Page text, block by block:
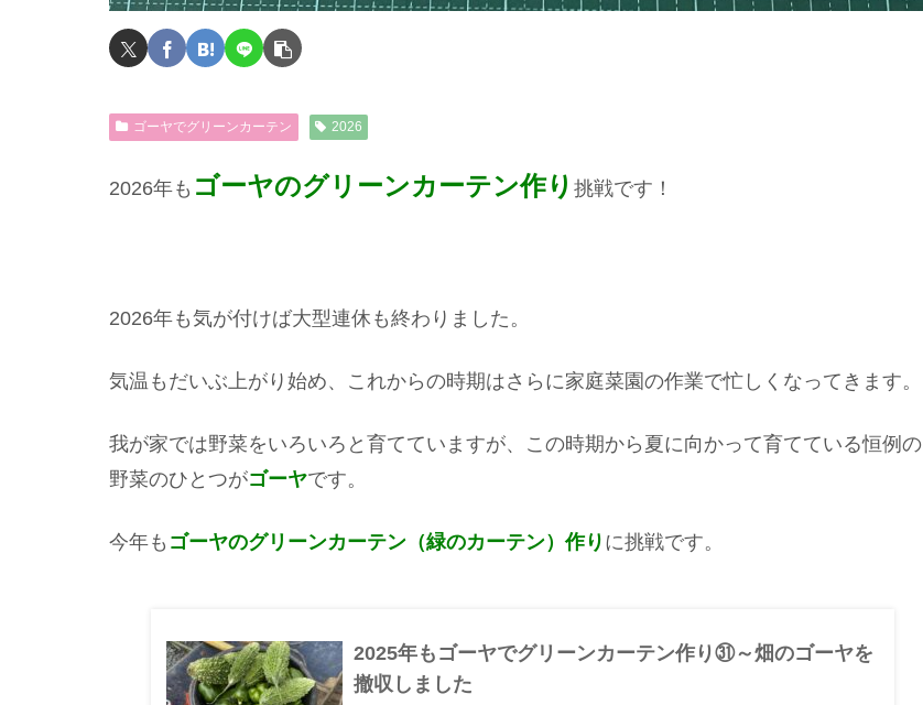
ゴーヤでグリーンカーテン 2026
2026年も ゴーヤのグリーンカーテン作り 挑戦です！
2026年も気が付けば大型連休も終わりました。
気温もだいぶ上がり始め、これからの時期はさらに家庭菜園の作業で忙しくなってきます。
我が家では野菜をいろいろと育てていますが、この時期から夏に向かって育てている恒例の
野菜のひとつがゴーヤです。
今年も ゴーヤのグリーンカーテン（緑のカーテン）作り に挑戦です。
2025年もゴーヤでグリーンカーテン作り㉛～畑のゴーヤを
撤収しました